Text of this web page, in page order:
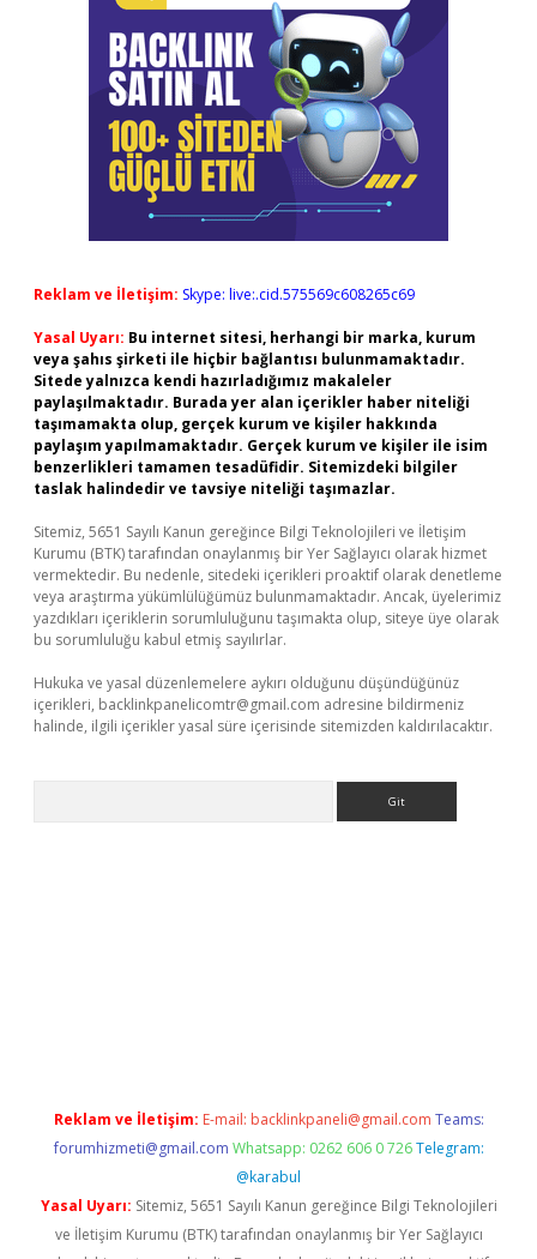
Reklam ve İletişim: Skype: live:.cid.575569c608265c69
Yasal Uyarı: Bu internet sitesi, herhangi bir marka, kurum
veya şahıs şirketi ile hiçbir bağlantısı bulunmamaktadır.
Sitede yalnızca kendi hazırladığımız makaleler
paylaşılmaktadır. Burada yer alan içerikler haber niteliği
taşımamakta olup, gerçek kurum ve kişiler hakkında
paylaşım yapılmamaktadır. Gerçek kurum ve kişiler ile isim
benzerlikleri tamamen tesadüfidir. Sitemizdeki bilgiler
taslak halindedir ve tavsiye niteliği taşımazlar.
Sitemiz, 5651 Sayılı Kanun gereğince Bilgi Teknolojileri ve İletişim
Kurumu (BTK) tarafından onaylanmış bir Yer Sağlayıcı olarak hizmet
vermektedir. Bu nedenle, sitedeki içerikleri proaktif olarak denetleme
veya araştırma yükümlülüğümüz bulunmamaktadır. Ancak, üyelerimiz
yazdıkları içeriklerin sorumluluğunu taşımakta olup, siteye üye olarak
bu sorumluluğu kabul etmiş sayılırlar.
Hukuka ve yasal düzenlemelere aykırı olduğunu düşündüğünüz
içerikleri, backlinkpanelicomtr@gmail.com adresine bildirmeniz
halinde, ilgili içerikler yasal süre içerisinde sitemizden kaldırılacaktır.
Reklam ve İletişim: E-mail: backlinkpaneli@gmail.com Teams:
forumhizmeti@gmail.com Whatsapp: 0262 606 0 726 Telegram:
@karabul
Yasal Uyarı: Sitemiz, 5651 Sayılı Kanun gereğince Bilgi Teknolojileri
ve İletişim Kurumu (BTK) tarafından onaylanmış bir Yer Sağlayıcı